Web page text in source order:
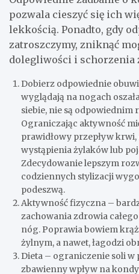
pozwala cieszyć się ich
lekkością. Ponadto, gdy
zatroszczymy, zniknąć
dolegliwości i schorzenia
Dobierz odpowiednie
wyglądają na nogach
siebie, nie są odpowiednim
Ograniczając aktywność
prawidłowy przepływ
wystąpienia żylaków lub
Zdecydowanie lepszym
codziennych stylizacji
podeszwą.
Aktywność fizyczna –
zachowania zdrowia
nóg. Poprawia bowiem
żylnym, a nawet, łagodzi
Dieta – ograniczenie soli w
zbawienny wpływ na